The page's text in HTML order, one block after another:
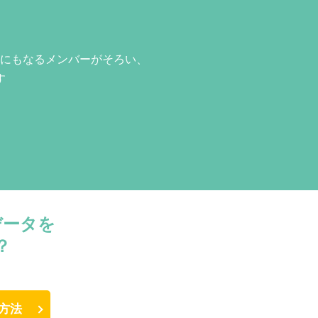
もなるメンバーがそろい、
タを
法